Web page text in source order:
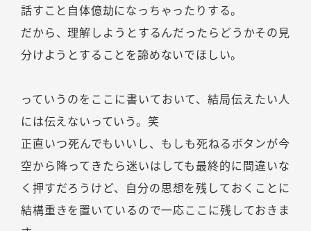
話すこと自体億劫になっちゃったりする。
だから、理解しようとするんだったらどうかその見
分けようとすることを諦めないでほしい。
っていうのをここに書いておいて、結局伝えたい人
には伝えないっていう。笑
正直いつ死んでもいいし、もしも死ねるボタンが今
空から降ってきたら迷いはしても最終的に間違いな
く押すだろうけど、自分の思想を残しておくことに
結構重きを置いているので一応ここに残しておきま